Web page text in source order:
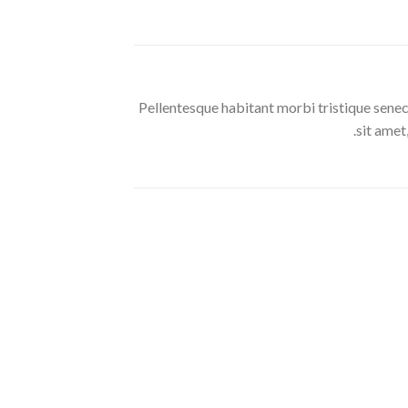
Pellentesque habitant morbi tristique
sit